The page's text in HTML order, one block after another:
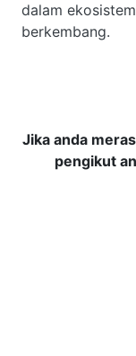
dalam
berkembang.
Jika anda
pengikut